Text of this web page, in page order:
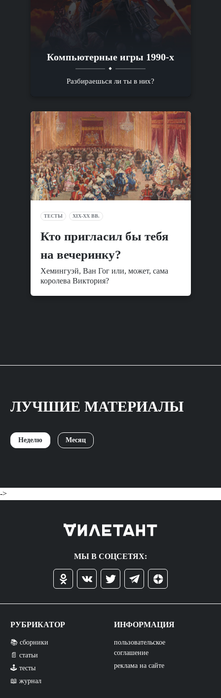
Компьютерные игры 1990-х
Разбираешься ли ты в них?
ТЕСТЫ XIX-XX ВВ.
Кто пригласил бы тебя
на вечеринку?
Хемингуэй, Ван Гог или, может, сама
королева Виктория?
ЛУЧШИЕ МАТЕРИАЛЫ
Неделю Месяц
->
МЫ В СОЦСЕТЯХ:
РУБРИКАТОР
📚 сборники
📄 статьи
🕹️ тесты
📖 журнал
ИНФОРМАЦИЯ
пользовательское
соглашение
реклама на сайте